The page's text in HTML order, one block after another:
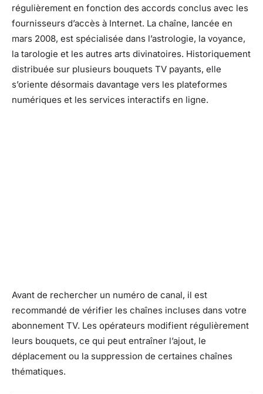
régulièrement en fonction des accords conclus avec les
fournisseurs d’accès à Internet. La chaîne, lancée en
mars 2008, est spécialisée dans l’astrologie, la voyance,
la tarologie et les autres arts divinatoires. Historiquement
distribuée sur plusieurs bouquets TV payants, elle
s’oriente désormais davantage vers les plateformes
numériques et les services interactifs en ligne.
Avant de rechercher un numéro de canal, il est
recommandé de vérifier les chaînes incluses dans votre
abonnement TV. Les opérateurs modifient régulièrement
leurs bouquets, ce qui peut entraîner l’ajout, le
déplacement ou la suppression de certaines chaînes
thématiques.